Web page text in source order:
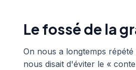
Le fossé de la
On nous a longtemps
nous disait d'éviter le «